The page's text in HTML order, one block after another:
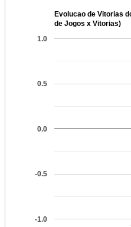
Evolucao de Vitorias
de Jogos x Vitorias)
-1.0
-0.5
0.0
0.5
1.0